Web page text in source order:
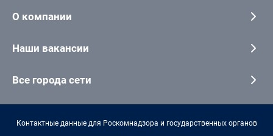
О компании
Наши вакансии
Все города сети
Контактные данные для Роскомнадзора и государственных органов